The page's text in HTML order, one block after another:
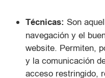
Técnicas: Son
navegación y el
website. Permiten,
y la comunicación
acceso restringido,